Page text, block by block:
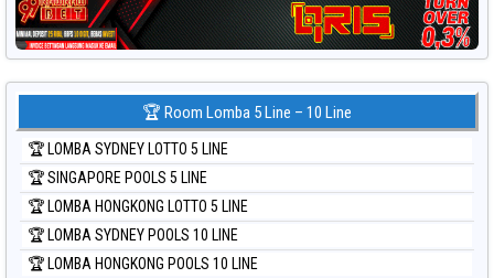
🏆 Room Lomba 5 Line – 10 Line
🏆 LOMBA SYDNEY LOTTO 5 LINE
🏆 SINGAPORE POOLS 5 LINE
🏆 LOMBA HONGKONG LOTTO 5 LINE
🏆 LOMBA SYDNEY POOLS 10 LINE
🏆 LOMBA HONGKONG POOLS 10 LINE